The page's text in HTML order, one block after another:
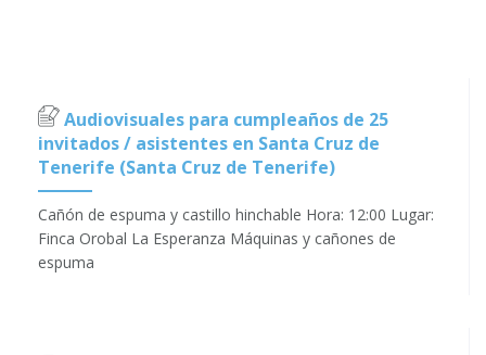
Audiovisuales para cumpleaños de 25
invitados / asistentes en Santa Cruz de
Tenerife (Santa Cruz de Tenerife)
Cañón de espuma y castillo hinchable Hora: 12:00 Lugar:
Finca Orobal La Esperanza Máquinas y cañones de
espuma